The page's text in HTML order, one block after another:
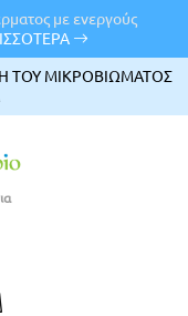
με ενεργούς
ΤΟΥ ΜΙΚΡΟΒΙΩΜΑΤΟΣ